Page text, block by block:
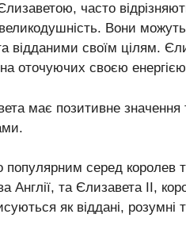
Єлизаветою, часто
Вони
відданими своїм цілям.
оточуючих своєю
має позитивне
популярним серед королев
Англії, та Єлизавета II,
як віддані, розумні